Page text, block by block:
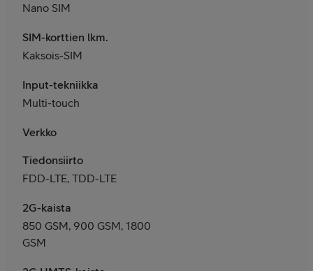
Nano SIM
SIM-korttien lkm.
Kaksois-SIM
Input-tekniikka
Multi-touch
Verkko
Tiedonsiirto
FDD-LTE, TDD-LTE
2G-kaista
850 GSM, 900 GSM, 1800
GSM